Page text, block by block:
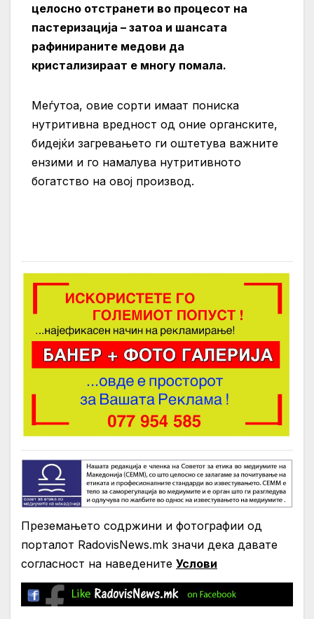
целосно отстранети во процесот на
пастеризација – затоа и шансата
рафинираните медови да
кристализираат е многу помала.
Меѓутоа, овие сорти имаат пониска
нутритивна вредност од оние органските,
бидејќи загревањето ги оштетува важните
ензими и го намалува нутритивното
богатство на овој производ.
Преземањето содржини и фотографии од
порталот RadovisNews.mk значи дека давате
согласност на нaведените Услови